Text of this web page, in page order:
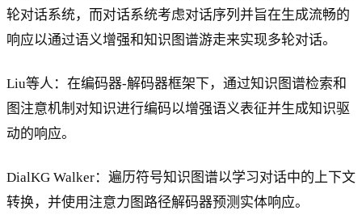
轮对话系统，而对话系统考虑对话序列并旨在生成流畅的
响应以通过语义增强和知识图谱游走来实现多轮对话。
Liu等人：在编码器-解码器框架下，通过知识图谱检索和
图注意机制对知识进行编码以增强语义表征并生成知识驱
动的响应。
DialKG Walker：遍历符号知识图谱以学习对话中的上下文
转换，并使用注意力图路径解码器预测实体响应。